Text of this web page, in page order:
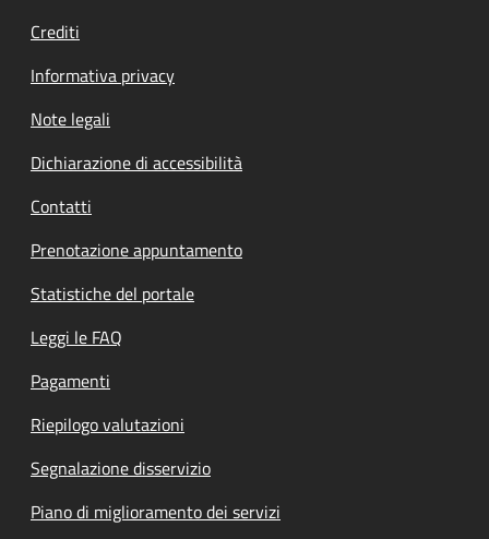
Crediti
Informativa privacy
Note legali
Dichiarazione di accessibilità
Contatti
Prenotazione appuntamento
Statistiche del portale
Leggi le FAQ
Pagamenti
Riepilogo valutazioni
Segnalazione disservizio
Piano di miglioramento dei servizi